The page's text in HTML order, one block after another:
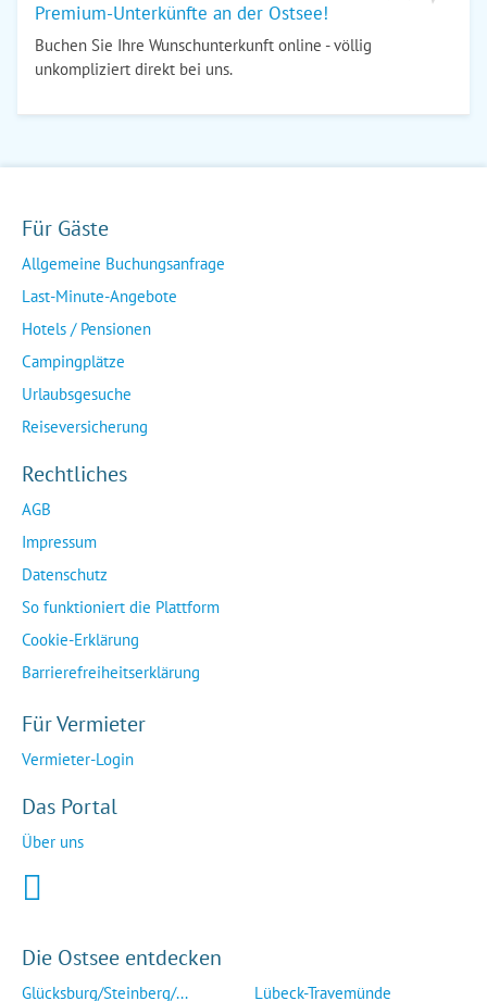
Premium-Unterkünfte an der Ostsee!
Buchen Sie Ihre Wunschunterkunft online - völlig
unkompliziert direkt bei uns.
Für Gäste
Allgemeine Buchungsanfrage
Last-Minute-Angebote
Hotels / Pensionen
Campingplätze
Urlaubsgesuche
Reiseversicherung
Rechtliches
AGB
Impressum
Datenschutz
So funktioniert die Plattform
Cookie-Erklärung
Barrierefreiheitserklärung
Für Vermieter
Vermieter-Login
Das Portal
Über uns
Die Ostsee entdecken
Glücksburg/Steinberg/... Lübeck-Travemünde